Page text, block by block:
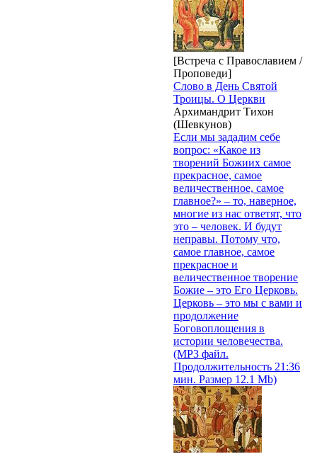
[Встреча с Православием /
Проповеди]
Слово в День Святой
Троицы. О Церкви
Архимандрит Тихон
(Шевкунов)
Если мы зададим себе
вопрос: «Какое из
творений Божиих самое
прекрасное, самое
величественное, самое
главное?» – то, наверное,
многие из нас ответят, что
это – человек. И будут
неправы. Потому что,
самое главное, самое
прекрасное и
величественное творение
Божие – это Его Церковь.
Церковь – это мы с вами и
продолжение
Боговоплощения в
истории человечества.
(MP3 файл.
Продолжительность 21:36
мин. Размер 12.1 Mb)